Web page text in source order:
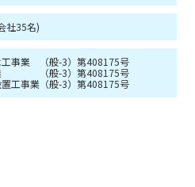
社35名)
事業 （般-3）第408175号
（般-3）第408175号
工事業（般-3）第408175号